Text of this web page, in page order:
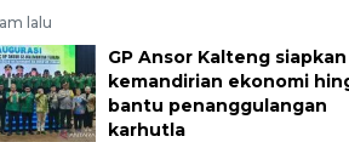
lalu
GP Ansor Kalteng siapkan
kemandirian ekonomi
bantu penanggulangan
karhutla